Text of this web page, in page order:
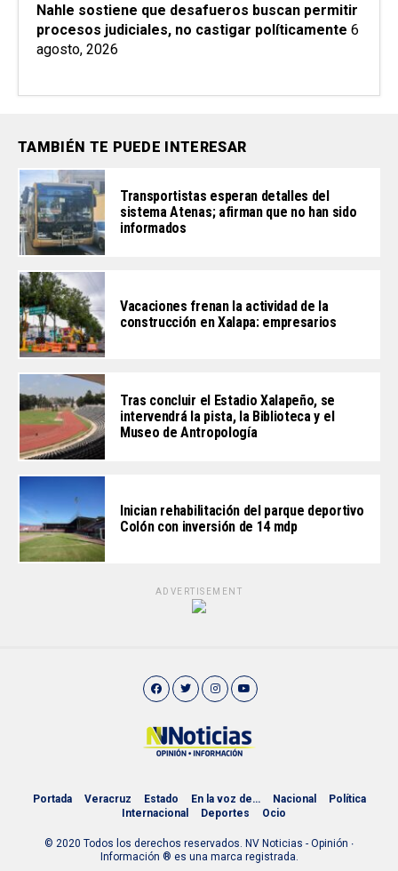
Nahle sostiene que desafueros buscan permitir
procesos judiciales, no castigar políticamente 6
agosto, 2026
TAMBIÉN TE PUEDE INTERESAR
Transportistas esperan detalles del
sistema Atenas; afirman que no han sido
informados
Vacaciones frenan la actividad de la
construcción en Xalapa: empresarios
Tras concluir el Estadio Xalapeño, se
intervendrá la pista, la Biblioteca y el
Museo de Antropología
Inician rehabilitación del parque deportivo
Colón con inversión de 14 mdp
ADVERTISEMENT
Portada Veracruz Estado En la voz de… Nacional
Política
Internacional
Deportes Ocio
© 2020 Todos los derechos reservados. NV Noticias - Opinión ∙
Información ® es una marca registrada.